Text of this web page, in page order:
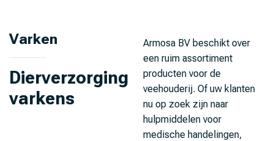
Varken
Dierverzorging
varkens
Armosa BV beschikt over
een ruim assortiment
producten voor de
veehouderij. Of uw klanten
nu op zoek zijn naar
hulpmiddelen voor
medische handelingen,